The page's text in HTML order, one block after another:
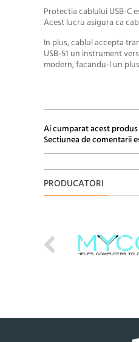
Protectia cablului USB-C
Acest lucru asigura ca
In plus, cablul accepta
USB-51 un instrument
modern, facandu-l un
Ai cumparat acest
Sectiunea de comentarii
PRODUCATORI